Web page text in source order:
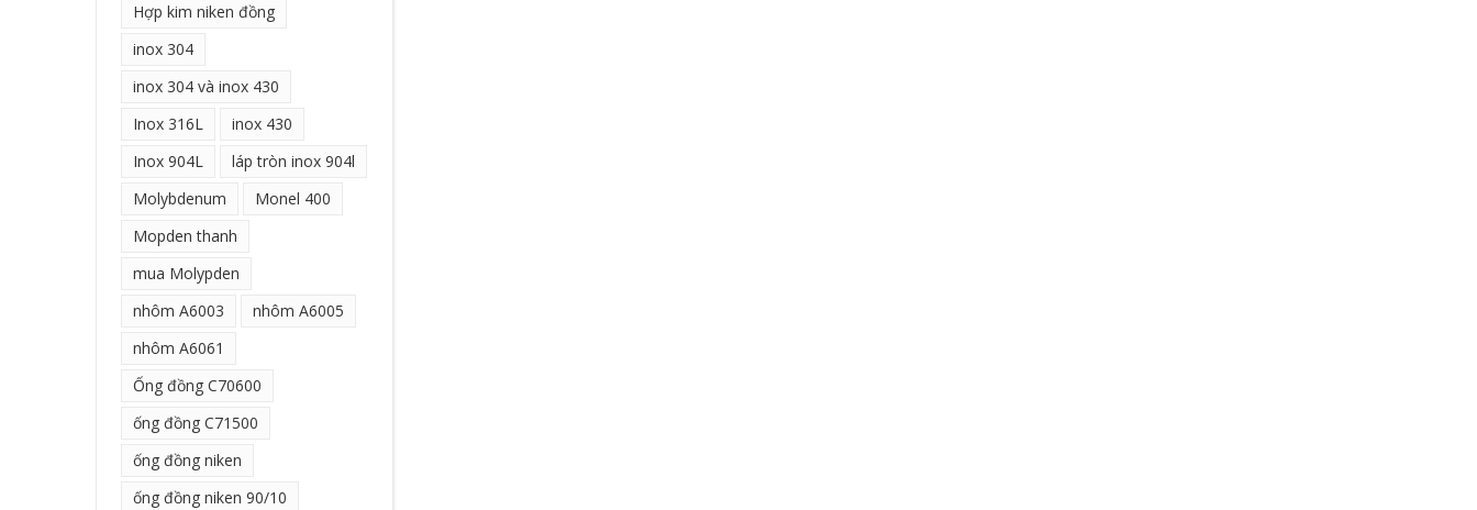
Hợp kim niken đồng
inox 304
inox 304 và inox 430
Inox 316L
inox 430
Inox 904L
láp tròn inox 904l
Molybdenum
Monel 400
Mopden thanh
mua Molypden
nhôm A6003
nhôm A6005
nhôm A6061
Ống đồng C70600
ống đồng C71500
ống đồng niken
ống đồng niken 90/10